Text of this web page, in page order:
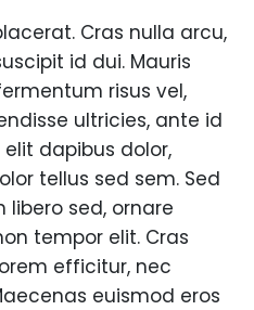
Cras nulla arcu,
id dui. Mauris
risus vel,
ultricies, ante id
dapibus dolor,
tellus sed sem. Sed
libero sed, ornare
tempor elit. Cras
efficitur, nec
euismod eros